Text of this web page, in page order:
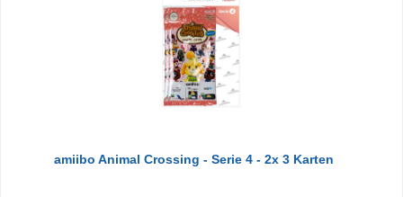
amiibo Animal Crossing - Serie 4 - 2x 3 Karten